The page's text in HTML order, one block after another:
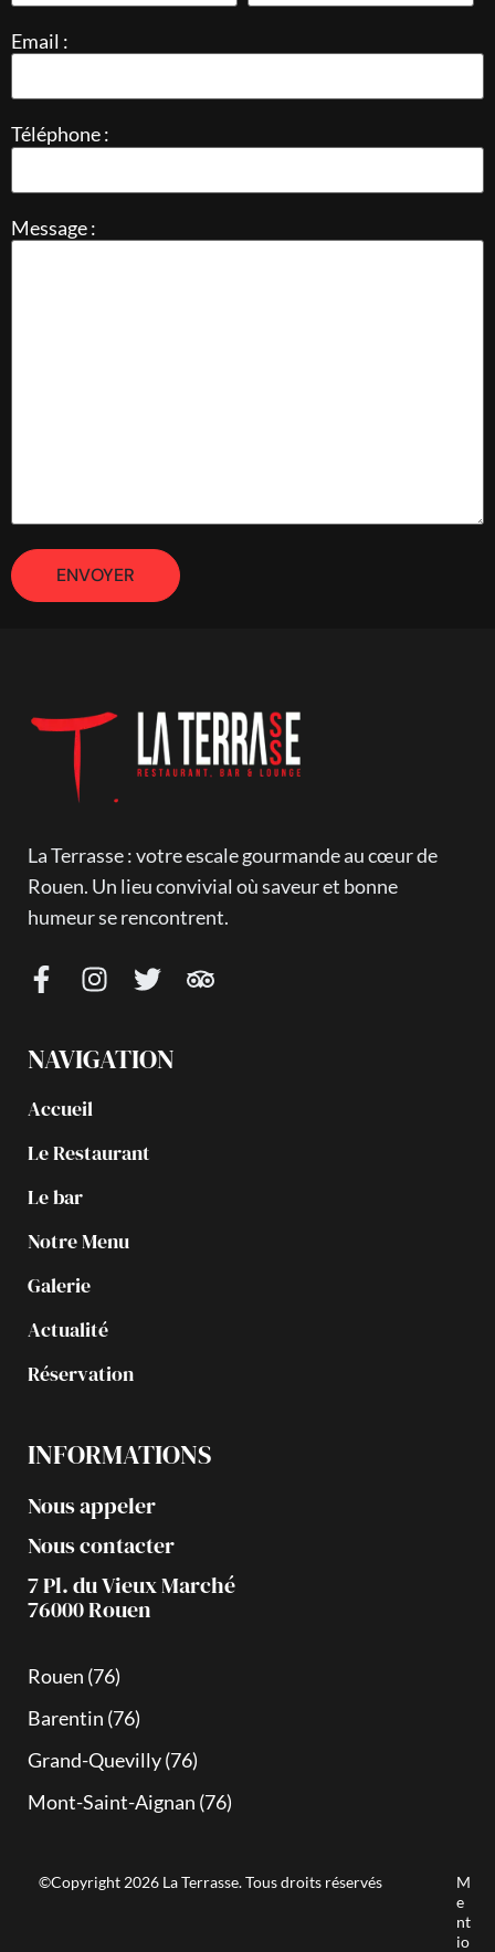
Email :
Téléphone :
Message :
La Terrasse : votre escale gourmande au cœur de
Rouen. Un lieu convivial où saveur et bonne
humeur se rencontrent.
NAVIGATION
Accueil
Le Restaurant
Le bar
Notre Menu
Galerie
Actualité
Réservation
INFORMATIONS
Nous appeler
Nous contacter
7 Pl. du Vieux Marché
76000 Rouen
Rouen (76)
Barentin (76)
Grand-Quevilly (76)
Mont-Saint-Aignan (76)
©Copyright 2026 La Terrasse. Tous droits réservés
M
e
nt
io